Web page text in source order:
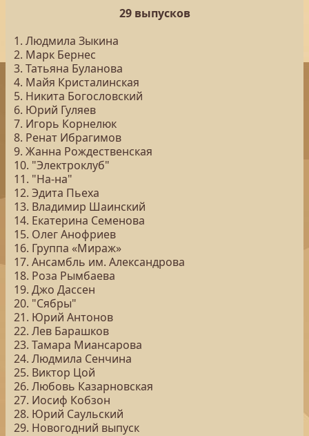
29 выпусков
1. Людмила Зыкина
2. Марк Бернес
3. Татьяна Буланова
4. Майя Кристалинская
5. Никита Богословский
6. Юрий Гуляев
7. Игорь Корнелюк
8. Ренат Ибрагимов
9. Жанна Рождественская
10. "Электроклуб"
11. "На-на"
12. Эдита Пьеха
13. Владимир Шаинский
14. Екатерина Семенова
15. Олег Анофриев
16. Группа «Мираж»
17. Ансамбль им. Александрова
18. Роза Рымбаева
19. Джо Дассен
20. "Сябры"
21. Юрий Антонов
22. Лев Барашков
23. Тамара Миансарова
24. Людмила Сенчина
25. Виктор Цой
26. Любовь Казарновская
27. Иосиф Кобзон
28. Юрий Саульский
29. Новогодний выпуск